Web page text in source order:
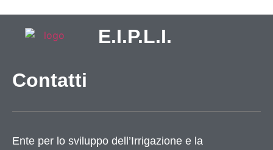
E.I.P.L.I.
Contatti
Ente per lo sviluppo dell’Irrigazione e la